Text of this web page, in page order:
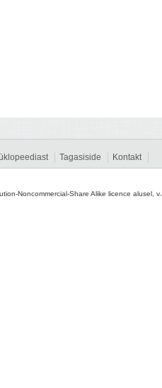
Tagasiside Kontakt
Noncommercial-Share Alike licence alusel,